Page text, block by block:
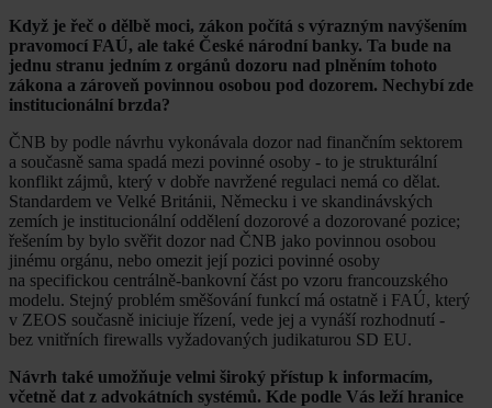
Když je řeč o dělbě moci, zákon počítá s výrazným navýšením
pravomocí FAÚ, ale také České národní banky. Ta bude na
jednu stranu jedním z orgánů dozoru nad plněním tohoto
zákona a zároveň povinnou osobou pod dozorem. Nechybí zde
institucionální brzda?
ČNB by podle návrhu vykonávala dozor nad finančním sektorem
a současně sama spadá mezi povinné osoby - to je strukturální
konflikt zájmů, který v dobře navržené regulaci nemá co dělat.
Standardem ve Velké Británii, Německu i ve skandinávských
zemích je institucionální oddělení dozorové a dozorované pozice;
řešením by bylo svěřit dozor nad ČNB jako povinnou osobou
jinému orgánu, nebo omezit její pozici povinné osoby
na specifickou centrálně-bankovní část po vzoru francouzského
modelu. Stejný problém směšování funkcí má ostatně i FAÚ, který
v ZEOS současně iniciuje řízení, vede jej a vynáší rozhodnutí -
bez vnitřních firewalls vyžadovaných judikaturou SD EU.
Návrh také umožňuje velmi široký přístup k informacím,
včetně dat z advokátních systémů. Kde podle Vás leží hranice